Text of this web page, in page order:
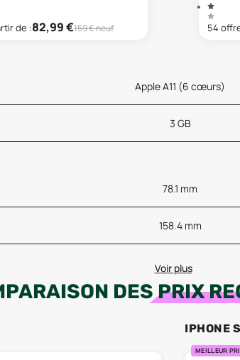
de :82,99€159€ neuf 54
Apple A11 (6 cœurs)
3 GB
78.1 mm
158.4 mm
Voir plus
DESPRIX
IPHONE
MEILLEUR